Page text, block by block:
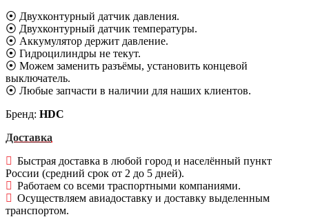
⦿ Двухконтурный датчик давления.
⦿ Двухконтурный датчик температуры.
⦿ Аккумулятор держит давление.
⦿ Гидроцилиндры не текут.
⦿ Можем заменить разъёмы, установить концевой
выключатель.
⦿ Любые запчасти в наличии для наших клиентов.
Бренд: HDC
Доставка
Быстрая доставка в любой город и населённый пункт
России (средний срок от 2 до 5 дней).
Работаем со всеми траспортными компаниями.
Осуществляем авиадоставку и доставку выделенным
транспортом.